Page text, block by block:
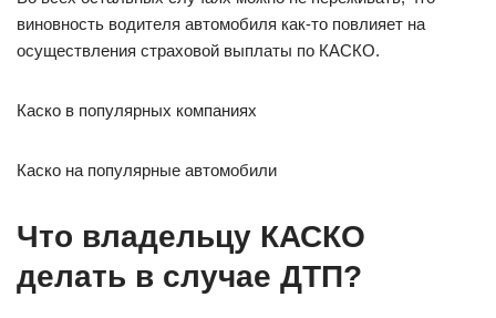
виновность водителя автомобиля как-то повлияет на
осуществления страховой выплаты по КАСКО.
Каско в популярных компаниях
Каско на популярные автомобили
Что владельцу КАСКО
делать в случае ДТП?